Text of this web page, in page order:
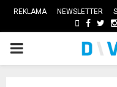
REKLAMA NEWSLETTER
PRIMARY